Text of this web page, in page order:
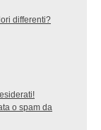
differenti?
o spam da